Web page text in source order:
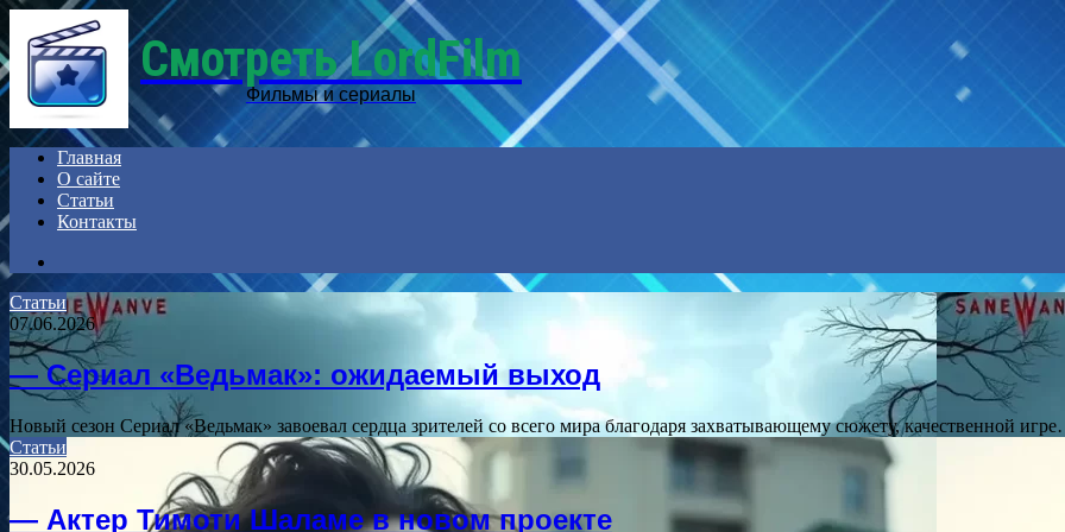
Смотреть LordFilm
Фильмы и сериалы
Главная
О сайте
Статьи
Контакты
for
Статьи
07.06.2026
— Сериал «Ведьмак»: ожидаемый выход
Новый сезон Сериал «Ведьмак» завоевал сердца зрителей со всего мира благодаря захватывающему сюжету, качественной
Статьи
30.05.2026
— Актер Тимоти Шаламе в новом проекте